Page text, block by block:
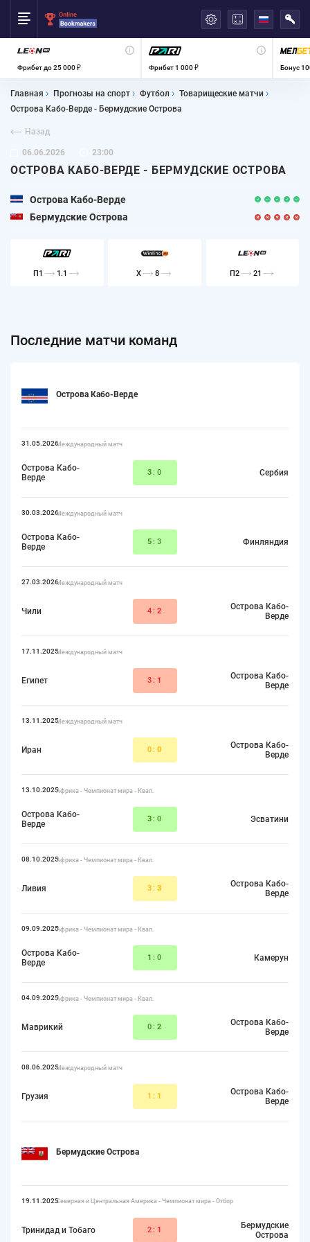
Фрибет до 25 000 ₽ Фрибет 1 000 ₽ Бонус
Главная Прогнозы на спорт Футбол
Товарищеские матчи
Острова Кабо-Верде - Бермудские Острова
Назад
06.06.2026 23:00
ОСТРОВА КАБО-ВЕРДЕ - БЕРМУДСКИЕ ОСТРОВА
Острова Кабо-Верде
Бермудские Острова
П1 1.1 X 8 П2 21
Последние матчи команд
Острова Кабо-Верде
31.05.2026Международный матч
Острова Кабо-
Верде
3:0 Сербия
30.03.2026Международный матч
Острова Кабо-
Верде
5:3 Финляндия
27.03.2026Международный матч
Чили 4: 2
Острова Кабо-
Верде
17.11.2025Международный матч
Египет 3: 1
Острова Кабо-
Верде
13.11.2025Международный матч
Иран 0: 0
Острова Кабо-
Верде
13.10.2025Африка - Чемпионат мира - Квал.
Острова Кабо-
Верде
3:0 Эсватини
08.10.2025Африка - Чемпионат мира - Квал.
Ливия 3: 3
Острова Кабо-
Верде
09.09.2025Африка - Чемпионат мира - Квал.
Острова Кабо-
Верде
1:0 Камерун
04.09.2025Африка - Чемпионат мира - Квал.
Маврикий 0: 2
Острова Кабо-
Верде
08.06.2025Международный матч
Грузия 1: 1
Острова Кабо-
Верде
Бермудские Острова
19.11.2025Северная и Центральная Америка - Чемпионат мира - Отбор
Тринидад и Тобаго 2: 1
Бермудские
Острова